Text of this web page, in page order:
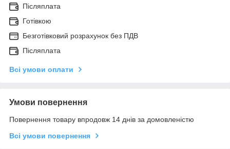
Післяплата
Готівкою
Безготівковий розрахунок без ПДВ
Післяплата
Всі умови оплати
Умови повернення
Повернення товару впродовж 14 днів за домовленістю
Всі умови повернення